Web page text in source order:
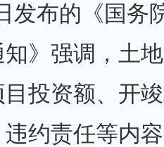
发布的《国务
》强调，土
投资额、开
约责任等内